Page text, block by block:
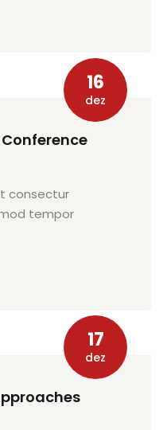
16
dez
consectur
tempor
17
dez